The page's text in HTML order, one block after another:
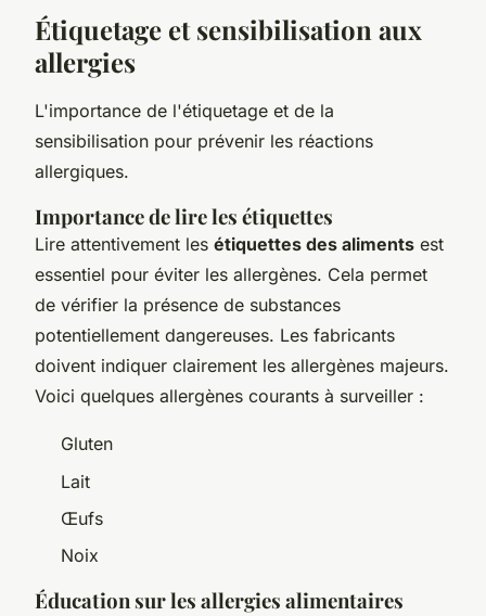
Étiquetage et sensibilisation aux
allergies
L'importance de l'étiquetage et de la
sensibilisation pour prévenir les réactions
allergiques.
Importance de lire les étiquettes
Lire attentivement les étiquettes des aliments est
essentiel pour éviter les allergènes. Cela permet
de vérifier la présence de substances
potentiellement dangereuses. Les fabricants
doivent indiquer clairement les allergènes majeurs.
Voici quelques allergènes courants à surveiller :
Gluten
Lait
Œufs
Noix
Éducation sur les allergies alimentaires